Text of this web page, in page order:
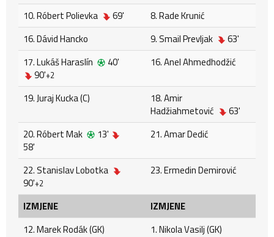
10. Róbert Polievka
69'
8. Rade Krunić
16. Dávid Hancko
9. Smail Prevljak
63'
17. Lukáš Haraslín
40'
90'+2
16. Anel Ahmedhodžić
19. Juraj Kucka (C)
18. Amir
Hadžiahmetović
63'
20. Róbert Mak
13'
58'
21. Amar Dedić
22. Stanislav Lobotka
90'+2
23. Ermedin Demirović
IZMJENE
IZMJENE
12. Marek Rodák (GK)
1. Nikola Vasilj (GK)